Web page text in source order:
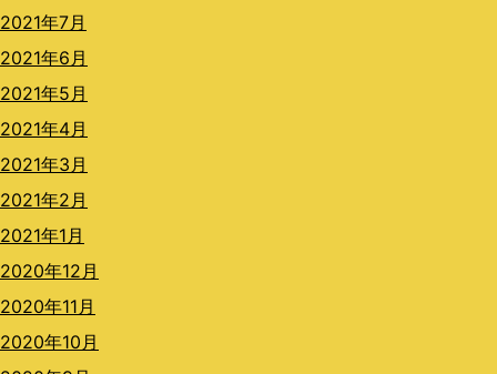
2021年7月
2021年6月
2021年5月
2021年4月
2021年3月
2021年2月
2021年1月
2020年12月
2020年11月
2020年10月